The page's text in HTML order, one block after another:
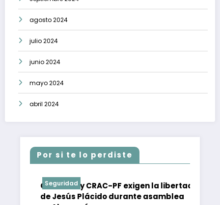
agosto 2024
julio 2024
junio 2024
mayo 2024
abril 2024
Por si te lo perdiste
Seguridad
CIPOG-EZ y CRAC-PF exigen la libertad
de Jesús Plácido durante asamblea